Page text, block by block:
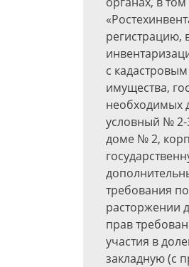
регистрацию,
с
имущества,
необходимых
условный № 2-
доме № 2,
требования
расторжении
прав
участия в
закладную (с